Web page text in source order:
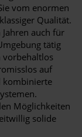
vom enormen
Qualität.
auch für
tätig
vorbehaltlos
auf
kombinierte
Möglichkeiten
solide